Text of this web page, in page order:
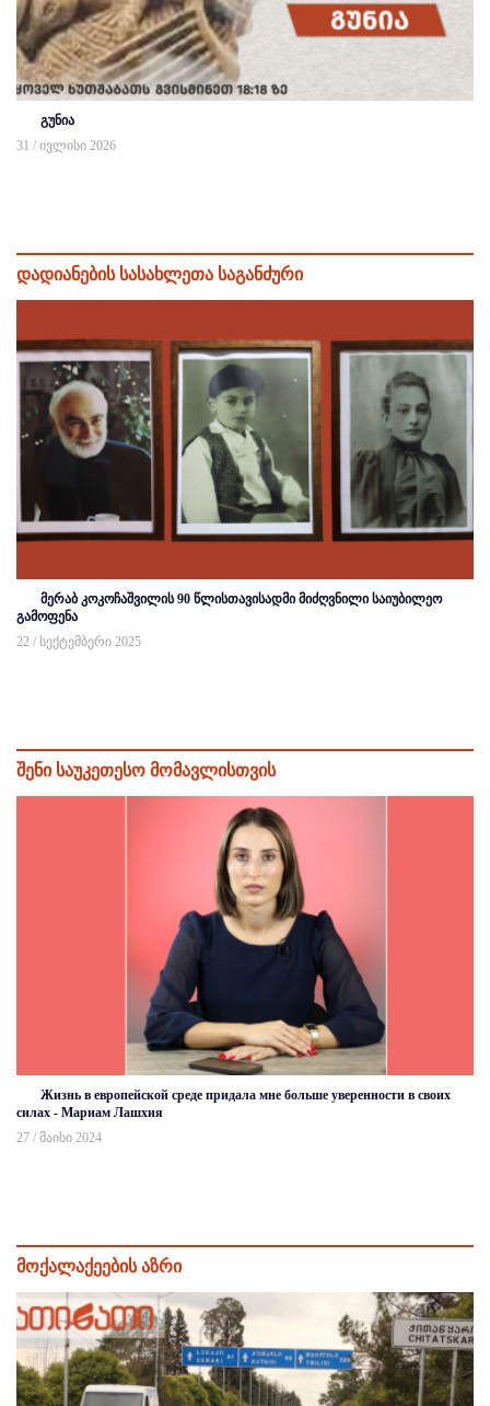
გუნია
31 / ივლისი 2026
დადიანების სასახლეთა საგანძური
მერაბ კოკოჩაშვილის 90 წლისთავისადმი მიძღვნილი საიუბილეო
გამოფენა
22 / სექტემბერი 2025
შენი საუკეთესო მომავლისთვის
Жизнь в европейской среде придала мне больше уверенности в своих
силах - Мариам Лашхия
27 / მაისი 2024
მოქალაქეების აზრი